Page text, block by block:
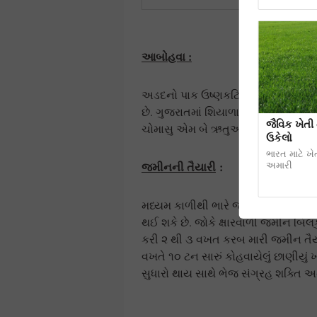
આબોહવા :
અડદનો પાક ઉષ્ણકટિબંધીય
છે. ગુજરાતમાં શિયાળામાં ઠંડીનું
ચોમાસુ એમ બે ઋતુઓ લેવાય છે.
જમીનની તૈયારી :
મધ્યમ કાળીથી ભારે જમીનમાં અડદ
થઈ શકે છે. જોકે ક્ષારવાળી જમીન
કરી ૨ થી ૩ વખત કરબ મારી જમીન
વખતે ૧૦ ટન સારું કોહવાયેલું છાણીયું
સુધારો થાય સાથે ભેજ સંગ્રહ શક્તિ
જૈવિક ખેતી
ઉકેલો
ભારત માટે
અમારી